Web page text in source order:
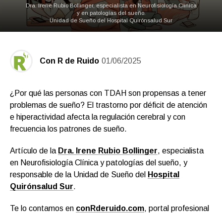
Dra. Irene Rubio Bollinger, especialista en Neurofisiología Clínica
y en patologías del sueño.
Unidad de Sueño del Hospital Quirónsalud Sur
Con R de Ruido 01/06/2025
¿Por qué las personas con TDAH son propensas a tener
problemas de sueño? El trastorno por déficit de atención
e hiperactividad afecta la regulación cerebral y con
frecuencia los patrones de sueño.
Artículo de la Dra. Irene Rubio Bollinger, especialista
en Neurofisiología Clínica y patologías del sueño, y
responsable de la Unidad de Sueño del Hospital
Quirónsalud Sur.
Te lo contamos en conRderuido.com, portal profesional